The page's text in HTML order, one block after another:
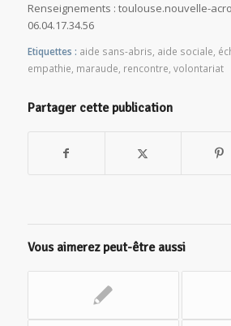
Renseignements : toulouse.nouvelle-
06.04.17.34.56
Etiquettes : aide sans-abris aide sociale
empathie maraude rencontre volontariat
Partager cette publication
Vous aimerez peut-être aussi